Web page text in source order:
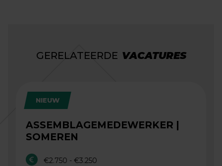
GERELATEERDE VACATURES
NIEUW
ASSEMBLAGEMEDEWERKER |
SOMEREN
€2.750 - €3.250